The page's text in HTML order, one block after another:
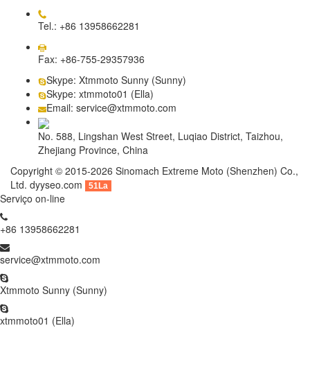
Tel.: +86 13958662281
Fax: +86-755-29357936
Skype: Xtmmoto Sunny (Sunny)
Skype: xtmmoto01 (Ella)
Email: service@xtmmoto.com
No. 588, Lingshan West Street, Luqiao District, Taizhou,
Zhejiang Province, China
Copyright © 2015-2026 Sinomach Extreme Moto (Shenzhen) Co.,
Ltd. dyyseo.com 51La
Serviço on-line
+86 13958662281
service@xtmmoto.com
Xtmmoto Sunny (Sunny)
xtmmoto01 (Ella)